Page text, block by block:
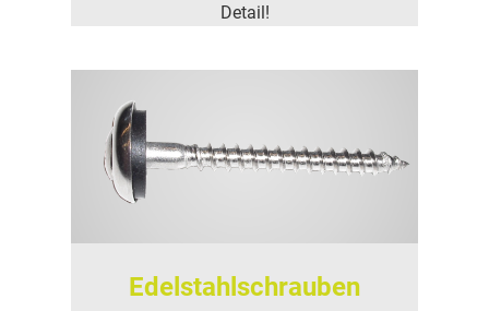
Detail!
Edelstahlschrauben